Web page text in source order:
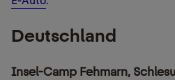
Deutschland
Insel-Camp Fehmarn,